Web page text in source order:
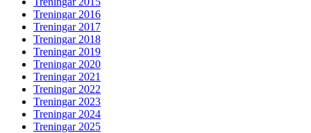
Treningar 2016
Treningar 2017
Treningar 2018
Treningar 2019
Treningar 2020
Treningar 2021
Treningar 2022
Treningar 2023
Treningar 2024
Treningar 2025